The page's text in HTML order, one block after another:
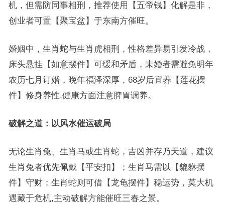
机，但需防同事相刑，推荐使用【五帝钱】化解是非，
创业者可置【聚宝盆】于东南方催旺。
婚姻中，生肖蛇与生肖虎相刑，性格差异易引发冷战，
床头悬挂【如意摆件】可缓和矛盾，未婚者需避免明年
农历七月订婚，晚年福泽深厚，68岁后宜养【莲花摆
件】修身养性,健康方面注意脾胃调养。
破解之道：以风水催运破局
无论生肖兔、生肖马或生肖蛇，吉凶并存乃天道，建议
生肖兔者优先佩戴【平安扣】；生肖马需以【貔貅摆
件】守财；生肖蛇则可借【龙龟摆件】稳运势，莫大机
遇藏于危机,主动破解方能催旺三春之景。